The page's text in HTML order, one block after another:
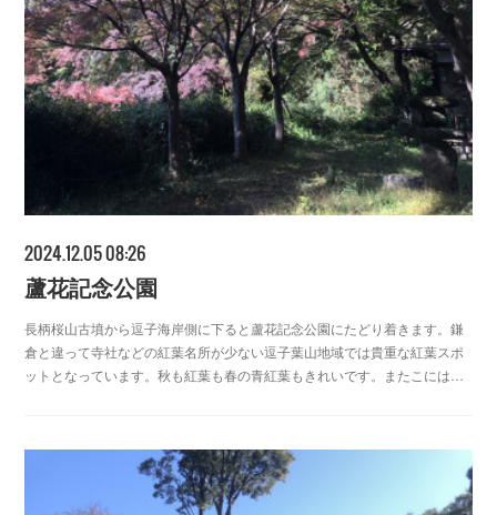
2024.12.05 08:26
蘆花記念公園
長柄桜山古墳から逗子海岸側に下ると蘆花記念公園にたどり着きます。鎌
倉と違って寺社などの紅葉名所が少ない逗子葉山地域では貴重な紅葉スポ
ットとなっています。秋も紅葉も春の青紅葉もきれいです。またこには…